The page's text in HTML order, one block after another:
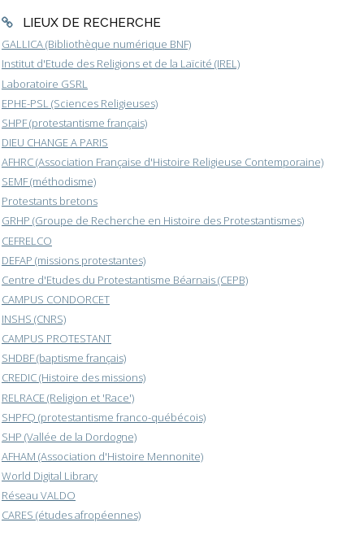
LIEUX DE RECHERCHE
GALLICA (Bibliothèque numérique BNF)
Institut d'Etude des Religions et de la Laïcité (IREL)
Laboratoire GSRL
EPHE-PSL (Sciences Religieuses)
SHPF (protestantisme français)
DIEU CHANGE A PARIS
AFHRC (Association Française d'Histoire Religieuse Contemporaine)
SEMF (méthodisme)
Protestants bretons
GRHP (Groupe de Recherche en Histoire des Protestantismes)
CEFRELCO
DEFAP (missions protestantes)
Centre d'Etudes du Protestantisme Béarnais (CEPB)
CAMPUS CONDORCET
INSHS (CNRS)
CAMPUS PROTESTANT
SHDBF (baptisme français)
CREDIC (Histoire des missions)
RELRACE (Religion et 'Race')
SHPFQ (protestantisme franco-québécois)
SHP (Vallée de la Dordogne)
AFHAM (Association d'Histoire Mennonite)
World Digital Library
Réseau VALDO
CARES (études afropéennes)